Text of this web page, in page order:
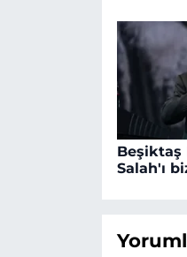
Beşiktaş
Salah'ı